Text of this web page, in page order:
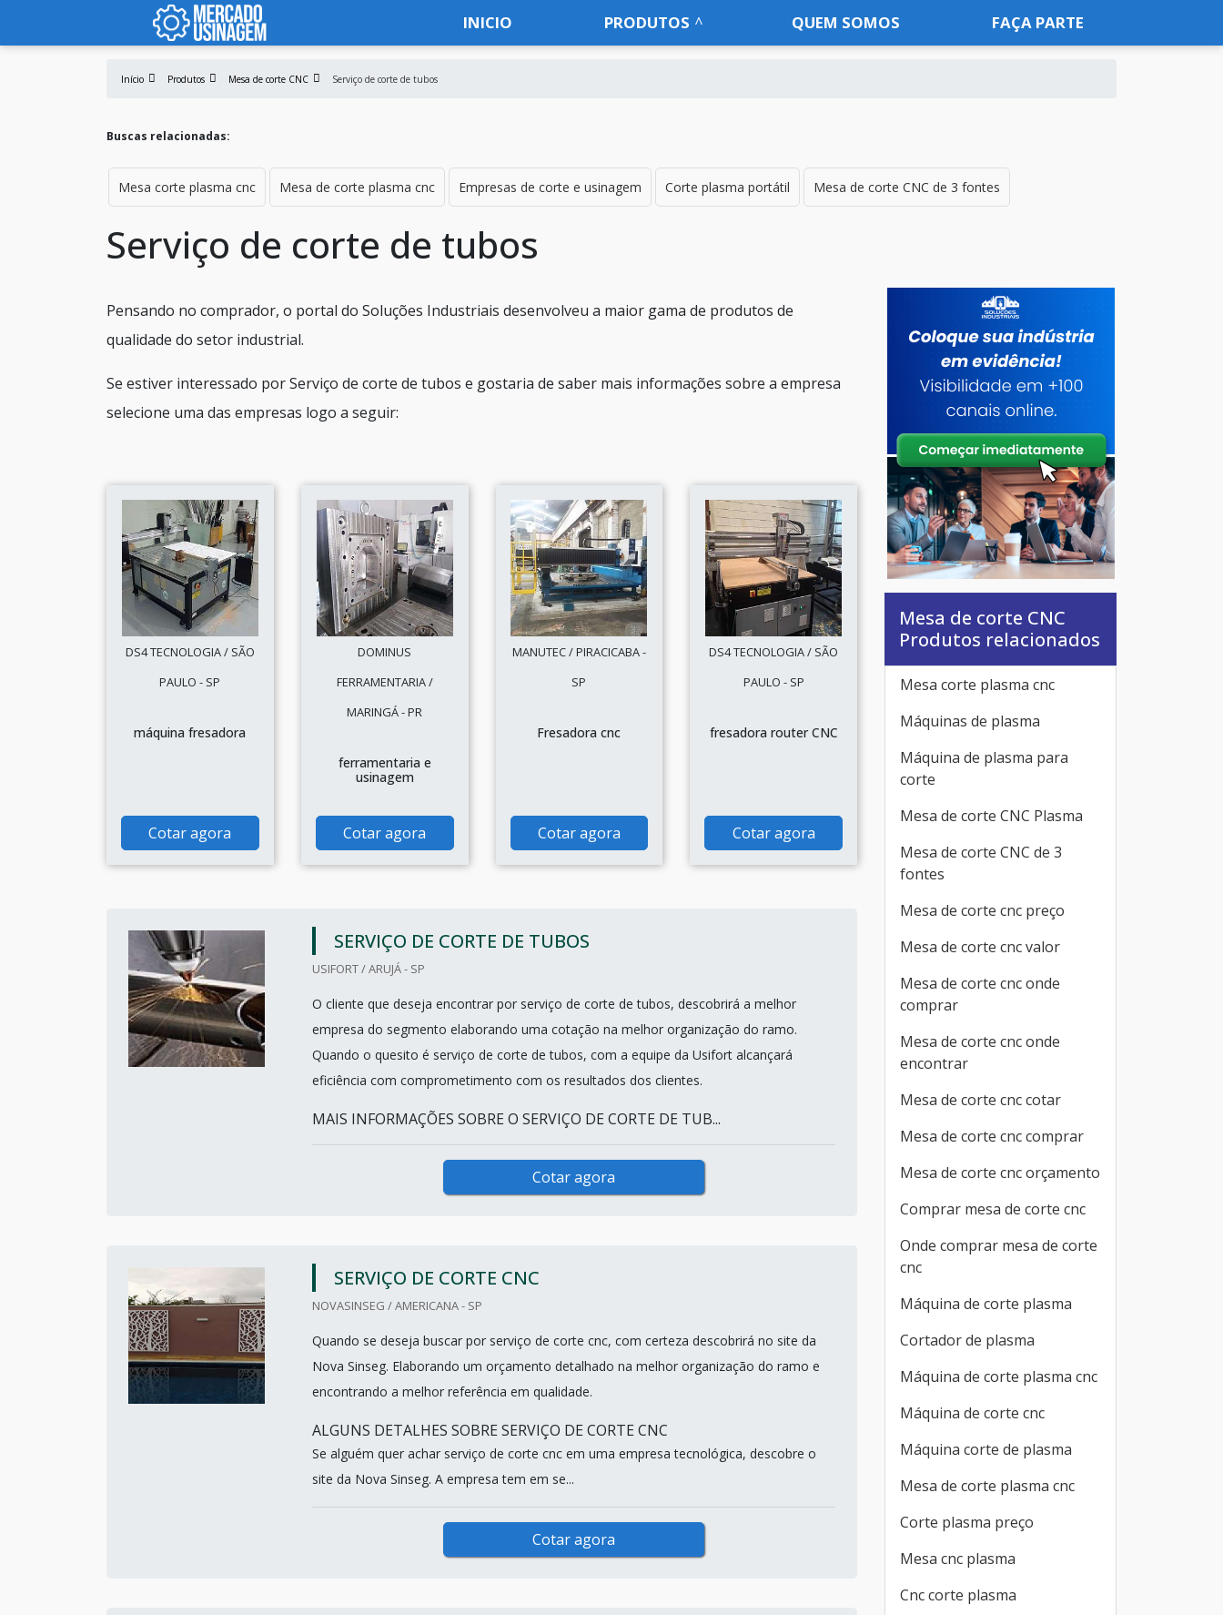
INICIO PRODUTOS QUEM SOMOS FAÇA PARTE
Início Produtos Mesa de corte CNC Serviço de corte de tubos
Buscas relacionadas:
Mesa corte plasma cnc Mesa de corte plasma cnc Empresas de corte e usinagem Corte plasma portátil Mesa de corte CNC de 3 fontes
Serviço de corte de tubos
Pensando no comprador, o portal do Soluções Industriais desenvolveu a maior gama de produtos de
qualidade do setor industrial.
Se estiver interessado por Serviço de corte de tubos e gostaria de saber mais informações sobre a empresa
selecione uma das empresas logo a seguir:
DS4 TECNOLOGIA / SÃO
PAULO - SP
máquina fresadora
Cotar agora
DOMINUS
FERRAMENTARIA /
MARINGÁ - PR
ferramentaria e
usinagem
Cotar agora
MANUTEC / PIRACICABA -
SP
Fresadora cnc
Cotar agora
DS4 TECNOLOGIA / SÃO
PAULO - SP
fresadora router CNC
Cotar agora
SERVIÇO DE CORTE DE TUBOS
USIFORT / ARUJÁ - SP
O cliente que deseja encontrar por serviço de corte de tubos, descobrirá a melhor
empresa do segmento elaborando uma cotação na melhor organização do ramo.
Quando o quesito é serviço de corte de tubos, com a equipe da Usifort alcançará
eficiência com comprometimento com os resultados dos clientes.
MAIS INFORMAÇÕES SOBRE O SERVIÇO DE CORTE DE TUB...
Cotar agora
SERVIÇO DE CORTE CNC
NOVASINSEG / AMERICANA - SP
Quando se deseja buscar por serviço de corte cnc, com certeza descobrirá no site da
Nova Sinseg. Elaborando um orçamento detalhado na melhor organização do ramo e
encontrando a melhor referência em qualidade.
ALGUNS DETALHES SOBRE SERVIÇO DE CORTE CNC
Se alguém quer achar serviço de corte cnc em uma empresa tecnológica, descobre o
site da Nova Sinseg. A empresa tem em se...
Cotar agora
Mesa de corte CNC
Produtos relacionados
Mesa corte plasma cnc
Máquinas de plasma
Máquina de plasma para
corte
Mesa de corte CNC Plasma
Mesa de corte CNC de 3
fontes
Mesa de corte cnc preço
Mesa de corte cnc valor
Mesa de corte cnc onde
comprar
Mesa de corte cnc onde
encontrar
Mesa de corte cnc cotar
Mesa de corte cnc comprar
Mesa de corte cnc orçamento
Comprar mesa de corte cnc
Onde comprar mesa de corte
cnc
Máquina de corte plasma
Cortador de plasma
Máquina de corte plasma cnc
Máquina de corte cnc
Máquina corte de plasma
Mesa de corte plasma cnc
Corte plasma preço
Mesa cnc plasma
Cnc corte plasma